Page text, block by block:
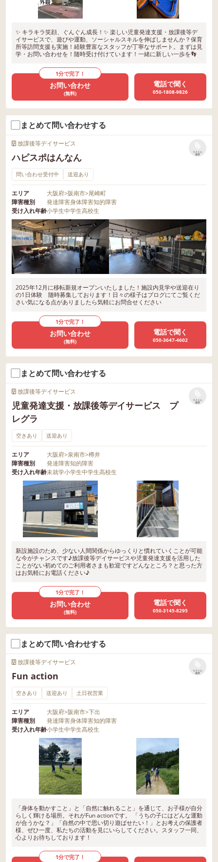
✨ キラキラ笑顔、ぐんぐん成長！✨ 楽しい児童発達支援・放課後等デ
イサービスで、遊びや運動、ソーシャルスキルを伸ばしませんか？保育
所等訪問支援も実施！経験豊富なスタッフが丁寧なサポート。まずは見
学・お問い合わせを！随時受け付けています！一緒に新しい一歩を👣
1分で完了！
お問い合わせ
(無料)
電話で聞く
050-1808-9826
まとめて問い合わせする
放課後等デイサービス
ハピスポはんなん
リストに
保存
問い合わせ受付中 送迎あり
エリア 大阪府>阪南市>尾崎町
障害種別
発達障害身体障害知的障害
受け入れ年齢小学生中学生高校生
2025年12月に移転新規オープンいたしました！施設内見学や送迎在り
の1日体験 随時募集しております！日々の様子はブログにてご覧くだ
さい気になる点がありましたら気軽にお問合せください
1分で完了！
お問い合わせ
(無料)
電話で聞く
050-3647-4602
まとめて問い合わせする
放課後等デイサービス
児童発達支援・放課後等デイサービス プ
レグラ
リストに
保存
空きあり 送迎あり
エリア 大阪府>泉南市>樽井
障害種別
発達障害知的障害
受け入れ年齢未就学小学生中学生高校生
新設施設のため、少ない人間関係からゆっくりと慣れていくことが可能
な今がチャンスです♪放課後等デイサービスや児童発達支援を活用した
ことがない初めてのご利用者さまも歓迎ですどんなところ？と思った方
はお気軽にお電話ください♪
1分で完了！
お問い合わせ
(無料)
電話で聞く
050-3145-8295
まとめて問い合わせする
放課後等デイサービス
Fun action
リストに
保存
空きあり 送迎あり 土日祝営業
エリア 大阪府>阪南市>下出
障害種別
発達障害身体障害知的障害
受け入れ年齢小学生中学生高校生
「身体を動かすこと」と「自然に触れること」を通じて、お子様が自分
らしく輝ける場所。それがFun actionです。 「うちの子にはどんな運動
が合うかな？」「自然の中で思い切り遊ばせたい！」とお考えの保護者
様、ぜひ一度、私たちの活動を見にいらしてください。スタッフ一同、
心よりお待ちしております！
1分で完了！